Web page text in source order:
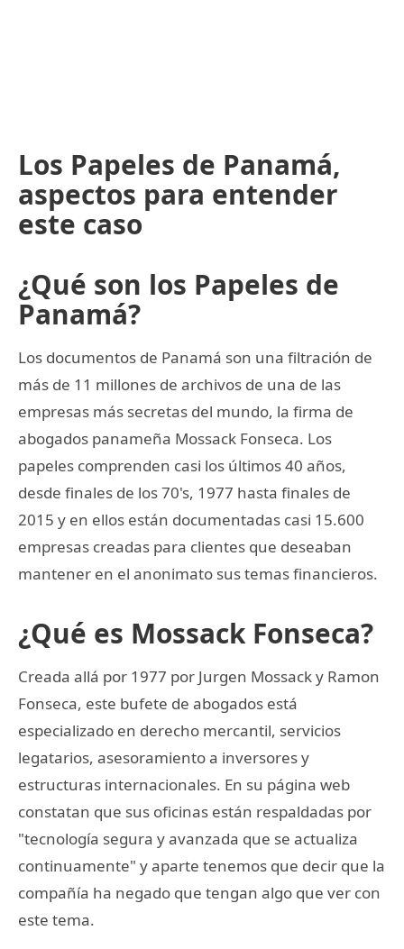
Los Papeles de Panamá,
aspectos para entender
este caso
¿Qué son los Papeles de
Panamá?
Los documentos de Panamá son una filtración de
más de 11 millones de archivos de una de las
empresas más secretas del mundo, la firma de
abogados panameña Mossack Fonseca. Los
papeles comprenden casi los últimos 40 años,
desde finales de los 70's, 1977 hasta finales de
2015 y en ellos están documentadas casi 15.600
empresas creadas para clientes que deseaban
mantener en el anonimato sus temas financieros.
¿Qué es Mossack Fonseca?
Creada allá por 1977 por Jurgen Mossack y Ramon
Fonseca, este bufete de abogados está
especializado en derecho mercantil, servicios
legatarios, asesoramiento a inversores y
estructuras internacionales. En su página web
constatan que sus oficinas están respaldadas por
"tecnología segura y avanzada que se actualiza
continuamente" y aparte tenemos que decir que la
compañía ha negado que tengan algo que ver con
este tema.